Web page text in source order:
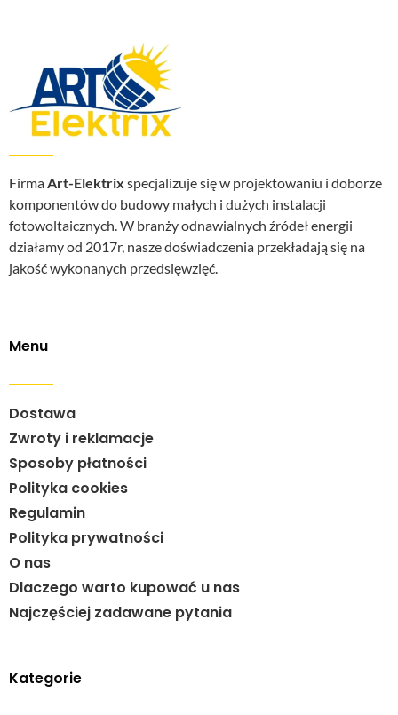
FirmaArt-Elektrix specjalizuje się w projektowaniu i doborze
komponentów do budowy małych i dużych instalacji
fotowoltaicznych. W branży odnawialnych źródeł energii
działamy od 2017r, nasze doświadczenia przekładają się na
jakość wykonanych przedsięwzięć.
Menu
Dostawa
Zwroty i reklamacje
Sposoby płatności
Polityka cookies
Regulamin
Polityka prywatności
O nas
Dlaczego warto kupować u nas
Najczęściej zadawane pytania
Kategorie